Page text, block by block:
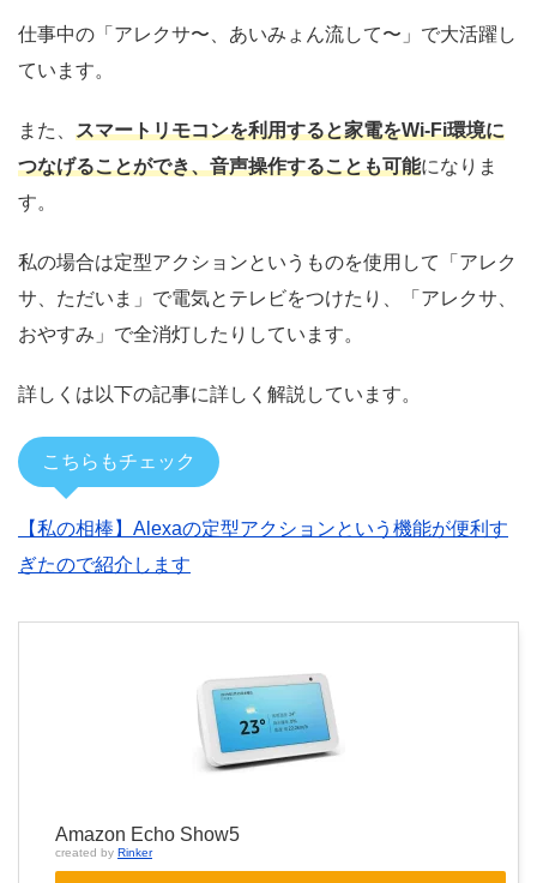
仕事中の「アレクサ〜、あいみょん流して〜」で大活躍し
ています。
また、 スマートリモコンを利用すると家電をWi-Fi環境に
つなげることができ、音声操作することも可能になりま
す。
私の場合は定型アクションというものを使用して「アレク
サ、ただいま」で電気とテレビをつけたり、「アレクサ、
おやすみ」で全消灯したりしています。
詳しくは以下の記事に詳しく解説しています。
こちらもチェック
【私の相棒】Alexaの定型アクションという機能が便利す
ぎたので紹介します
Amazon Echo Show5
created by Rinker